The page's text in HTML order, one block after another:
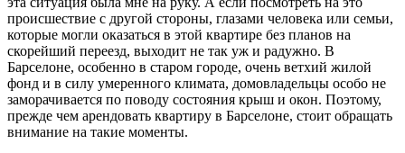
происшествие с другой стороны, глазами человека или семьи,
которые могли оказаться в этой квартире без планов на
скорейший переезд, выходит не так уж и радужно. В
Барселоне, особенно в старом городе, очень ветхий жилой
фонд и в силу умеренного климата, домовладельцы особо не
заморачивается по поводу состояния крыш и окон. Поэтому,
прежде чем арендовать квартиру в Барселоне, стоит обращать
внимание на такие моменты.